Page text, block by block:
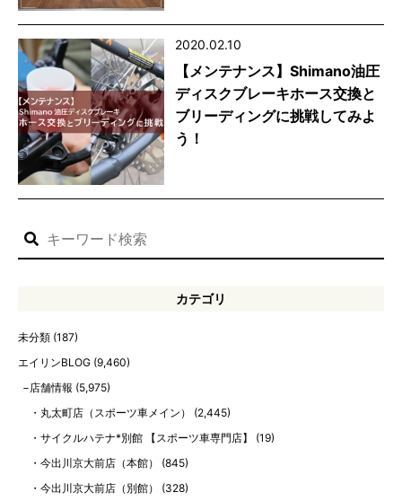
2020.02.10
【メンテナンス】Shimano油圧
ディスクブレーキホース交換と
ブリーディングに挑戦してみよ
う！
カテゴリ
未分類 (187)
エイリンBLOG (9,460)
店舗情報 (5,975)
丸太町店（スポーツ車メイン）
(2,445)
サイクルハテナ*別館 【スポーツ車専門店】
(19)
今出川京大前店（本館）
(845)
今出川京大前店（別館）
(328)